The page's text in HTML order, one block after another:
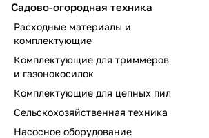
Садово-огородная техника
Расходные материалы и
комплектующие
Комплектующие для триммеров
и газонокосилок
Комплектующие для цепных пил
Сельскохозяйственная техника
Насосное оборудование